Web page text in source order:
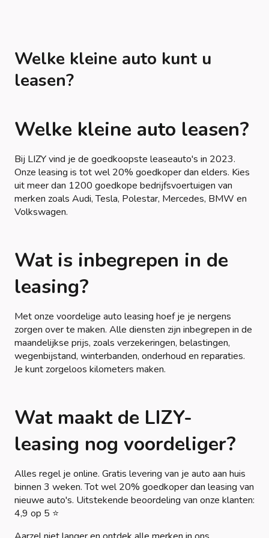
Welke kleine auto kunt u
leasen?
Welke kleine auto leasen?
Bij LIZY vind je de goedkoopste leaseauto's in 2023.
Onze leasing is tot wel 20% goedkoper dan elders. Kies
uit meer dan 1200 goedkope bedrijfsvoertuigen van
merken zoals Audi, Tesla, Polestar, Mercedes, BMW en
Volkswagen.
Wat is inbegrepen in de
leasing?
Met onze voordelige auto leasing hoef je je nergens
zorgen over te maken. Alle diensten zijn inbegrepen in de
maandelijkse prijs, zoals verzekeringen, belastingen,
wegenbijstand, winterbanden, onderhoud en reparaties.
Je kunt zorgeloos kilometers maken.
Wat maakt de LIZY-
leasing nog voordeliger?
Alles regel je online. Gratis levering van je auto aan huis
binnen 3 weken. Tot wel 20% goedkoper dan leasing van
nieuwe auto's. Uitstekende beoordeling van onze klanten:
4,9 op 5 ⭐